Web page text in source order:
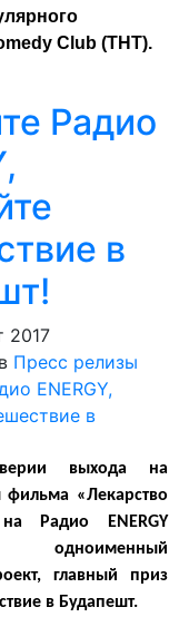
Club (ТНТ).
Радио
в
2017
Пресс релизы
выхода на
«Лекарство
Радио ENERGY
главный приз
в Будапешт.